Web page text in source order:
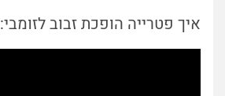
איך פטרייה הופכת זבוב לזומבי: